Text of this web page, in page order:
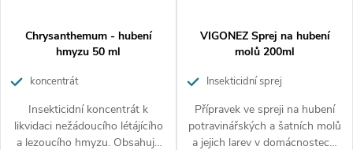
Chrysanthemum - hubení
hmyzu 50 ml
koncentrát
Insekticidní koncentrát k
likvidaci nežádoucího létájícího
a lezoucího hmyzu. Obsahuje
VIGONEZ Sprej na hubení
molů 200ml
Insekticidní sprej
Přípravek ve spreji na hubení
potravinářských a šatních molů
a jejich larev v domácnostech.